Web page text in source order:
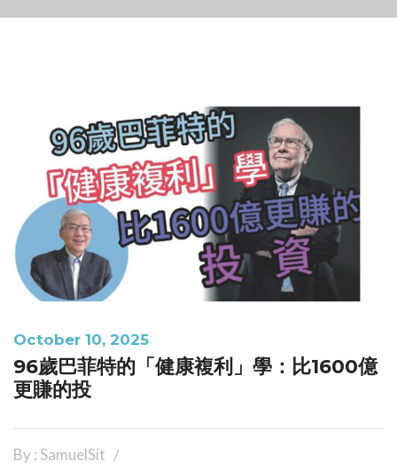
October 10, 2025
96歲巴菲特的「健康複利」學：比1600億
更賺的投
By : SamuelSit